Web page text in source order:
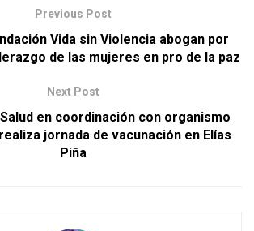
Previous Post
Vida sin Violencia abogan por
de las mujeres en pro de la paz
Next Post
en coordinación con organismo
jornada de vacunación en Elías
Piña